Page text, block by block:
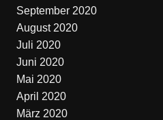
September 2020
August 2020
Juli 2020
Juni 2020
Mai 2020
April 2020
März 2020